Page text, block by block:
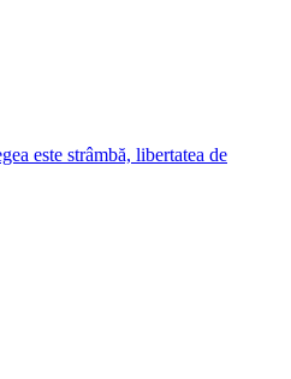
este strâmbă, libertatea de